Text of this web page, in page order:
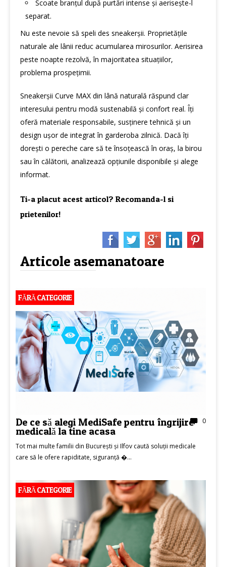
Scoate branțul după purtări intense și aerisește-l
separat.
Nu este nevoie să speli des sneakerșii. Proprietățile
naturale ale lânii reduc acumularea mirosurilor. Aerisirea
peste noapte rezolvă, în majoritatea situațiilor,
problema prospețimii.
Sneakerșii Curve MAX din lână naturală răspund clar
interesului pentru modă sustenabilă și confort real. Îți
oferă materiale responsabile, susținere tehnică și un
design ușor de integrat în garderoba zilnică. Dacă îți
dorești o pereche care să te însoțească în oraș, la birou
sau în călătorii, analizează opțiunile disponibile și alege
informat.
Ti-a placut acest articol? Recomanda-l si
prietenilor!
Articole asemanatoare
FĂRĂ CATEGORIE
0
De ce să alegi MediSafe pentru îngrijire
medicală la tine acasa
Tot mai multe familii din București și Ilfov caută soluții medicale
care să le ofere rapiditate, siguranță �...
FĂRĂ CATEGORIE